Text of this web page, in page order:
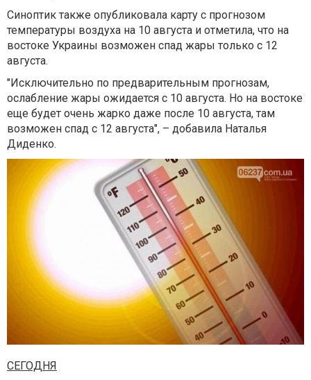
Синоптик также опубликовала карту с прогнозом
температуры воздуха на 10 августа и отметила, что на
востоке Украины возможен спад жары только с 12
августа.
"Исключительно по предварительным прогнозам,
ослабление жары ожидается с 10 августа. Но на востоке
еще будет очень жарко даже после 10 августа, там
возможен спад с 12 августа", – добавила Наталья
Диденко.
СЕГОДНЯ